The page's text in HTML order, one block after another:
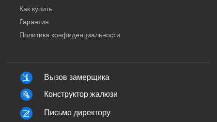
Как купить
Гарантия
Политика конфиденциальности
Вызов замерщика
Конструктор жалюзи
Письмо директору